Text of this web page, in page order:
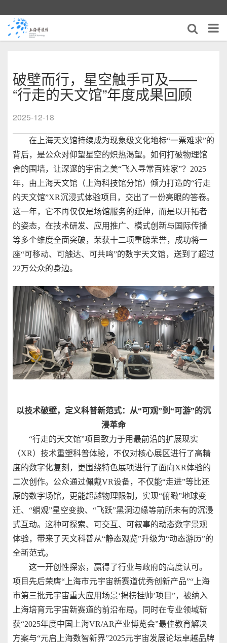
破壁而行，星空触手可及——
“行走的天文馆”年度成果回顾
2025-12-18
在上海天文馆持续成为现象级文化地标“一票难求”的
背后，是公众对仰望星空的炽热渴望。如何打破物理馆
舍的围墙，让深邃的宇宙之美“飞入寻常百姓家”？2025
年，由上海天文馆（上海科技馆分馆）倾力打造的“行走
的天文馆”XR沉浸式体验项目，交出了一份亮眼的答卷。
这一年，它不再仅仅是场馆服务的延伸，而是以开拓者
的姿态，在技术研发、应用推广、模式创新与国际传播
等多个维度全面突破，荣获十二项重磅荣誉，成功将一
座“可移动、可触达、可共鸣”的数字天文馆，送到了超过
22万公众的身边。
以技术破壁，定义科普新范式：从“可观”到“可游”的沉
浸革命
“行走的天文馆”项目致力于用最前沿的扩展现实
（XR）技术重塑科普体验，不仅对核心展区进行了高精
度的数字化复刻，更围绕特色展项进行了面向XR体验的
二次创作。公众通过佩戴VR设备，不仅能“走进”等比还
原的数字场馆，更能超越物理限制，实现“俯瞰”地球变
迁、“躺观”星空变换、“飞跃”黑洞边缘等前所未有的沉浸
式互动。这种可探索、可交互、可叙事的动态数字景观
体验，带来了天文科普从“静态观览”升级为“动态游历”的
全新范式。
这一开创性探索，赢得了行业与政府的高度认可。
项目先后荣膺“上海市元宇宙新赛道优秀创新产品”“上海
市第三批元宇宙重大应用场景‘揭榜挂帅’项目”，被纳入
上海培育元宇宙新赛道的前沿布局。同时在专业领域斩
获“2025年度中国上海VR/AR产业博览会”最佳教育解决
方案与“元启上海数智新界”2025元宇宙发展论坛卓越品牌